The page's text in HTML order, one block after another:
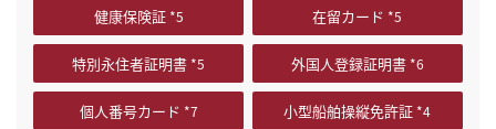
健康保険証 在留カード
特別永住者証明書 外国人登録証明書
個人番号カード 小型船舶操縦免許証